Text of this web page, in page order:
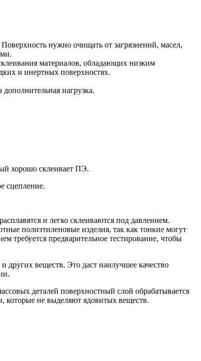
нужно очищать от загрязнений, масел,
материалов, обладающих низким
и инертных поверхностях.
нагрузка.
хорошо склеивает ПЭ.
сцепление.
и легко склеиваются под давлением.
полиэтиленовые изделия, так как тонкие могут
требуется предварительное тестирование, чтобы
других веществ. Это даст наилучшее качество
деталей поверхностный слой обрабатывается
которые не выделяют ядовитых веществ.